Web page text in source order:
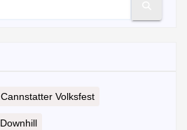
Cannstatter Volksfest
Downhill